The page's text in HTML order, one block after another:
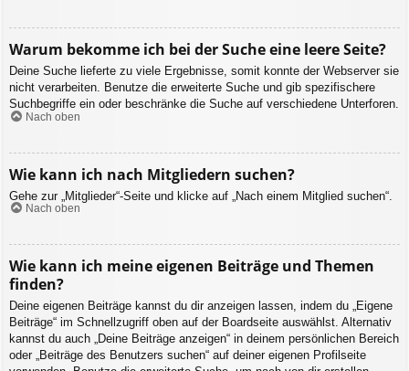
Warum bekomme ich bei der Suche eine leere Seite?
Deine Suche lieferte zu viele Ergebnisse, somit konnte der Webserver sie
nicht verarbeiten. Benutze die erweiterte Suche und gib spezifischere
Suchbegriffe ein oder beschränke die Suche auf verschiedene Unterforen.
Nach oben
Wie kann ich nach Mitgliedern suchen?
Gehe zur „Mitglieder“-Seite und klicke auf „Nach einem Mitglied suchen“.
Nach oben
Wie kann ich meine eigenen Beiträge und Themen
finden?
Deine eigenen Beiträge kannst du dir anzeigen lassen, indem du „Eigene
Beiträge“ im Schnellzugriff oben auf der Boardseite auswählst. Alternativ
kannst du auch „Deine Beiträge anzeigen“ in deinem persönlichen Bereich
oder „Beiträge des Benutzers suchen“ auf deiner eigenen Profilseite